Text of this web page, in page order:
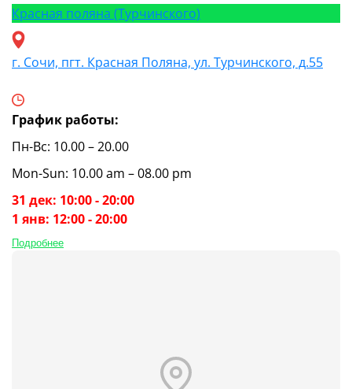
Красная поляна (Турчинского)
г. Сочи, пгт. Красная Поляна, ул. Турчинского, д.55
График работы:
Пн-Вс: 10.00 – 20.00
Mon-Sun: 10.00 am – 08.00 pm
31 дек: 10:00 - 20:00
1 янв: 12:00 - 20:00
Подробнее